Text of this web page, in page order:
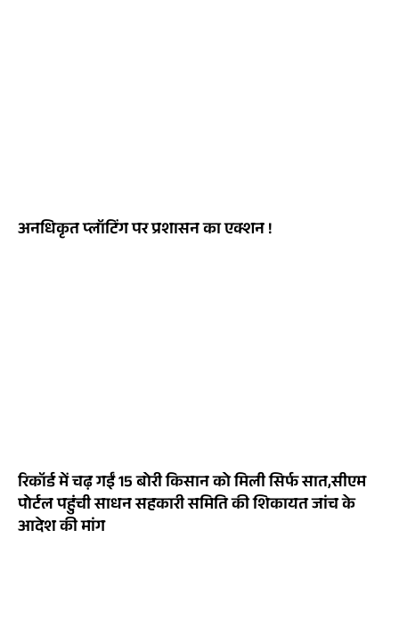
अनधिकृत प्लॉटिंग पर प्रशासन का एक्शन !
रिकॉर्ड में चढ़ गईं 15 बोरी किसान को मिली सिर्फ सात,सीएम
पोर्टल पहुंची साधन सहकारी समिति की शिकायत जांच के
आदेश की मांग